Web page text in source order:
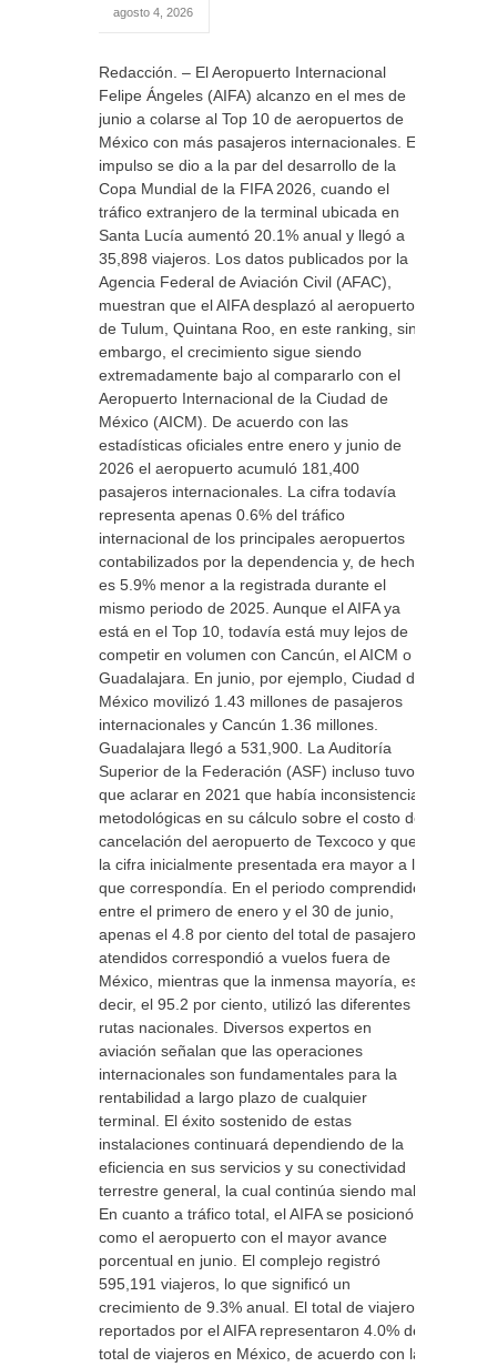
agosto 4, 2026
Redacción. – El Aeropuerto Internacional
Felipe Ángeles (AIFA) alcanzo en el mes de
junio a colarse al Top 10 de aeropuertos de
México con más pasajeros internacionales. El
impulso se dio a la par del desarrollo de la
Copa Mundial de la FIFA 2026, cuando el
tráfico extranjero de la terminal ubicada en
Santa Lucía aumentó 20.1% anual y llegó a
35,898 viajeros. Los datos publicados por la
Agencia Federal de Aviación Civil (AFAC),
muestran que el AIFA desplazó al aeropuerto
de Tulum, Quintana Roo, en este ranking, sin
embargo, el crecimiento sigue siendo
extremadamente bajo al compararlo con el
Aeropuerto Internacional de la Ciudad de
México (AICM). De acuerdo con las
estadísticas oficiales entre enero y junio de
2026 el aeropuerto acumuló 181,400
pasajeros internacionales. La cifra todavía
representa apenas 0.6% del tráfico
internacional de los principales aeropuertos
contabilizados por la dependencia y, de hecho,
es 5.9% menor a la registrada durante el
mismo periodo de 2025. Aunque el AIFA ya
está en el Top 10, todavía está muy lejos de
competir en volumen con Cancún, el AICM o
Guadalajara. En junio, por ejemplo, Ciudad de
México movilizó 1.43 millones de pasajeros
internacionales y Cancún 1.36 millones.
Guadalajara llegó a 531,900. La Auditoría
Superior de la Federación (ASF) incluso tuvo
que aclarar en 2021 que había inconsistencias
metodológicas en su cálculo sobre el costo de
cancelación del aeropuerto de Texcoco y que
la cifra inicialmente presentada era mayor a la
que correspondía. En el periodo comprendido
entre el primero de enero y el 30 de junio,
apenas el 4.8 por ciento del total de pasajeros
atendidos correspondió a vuelos fuera de
México, mientras que la inmensa mayoría, es
decir, el 95.2 por ciento, utilizó las diferentes
rutas nacionales. Diversos expertos en
aviación señalan que las operaciones
internacionales son fundamentales para la
rentabilidad a largo plazo de cualquier
terminal. El éxito sostenido de estas
instalaciones continuará dependiendo de la
eficiencia en sus servicios y su conectividad
terrestre general, la cual continúa siendo mala.
En cuanto a tráfico total, el AIFA se posicionó
como el aeropuerto con el mayor avance
porcentual en junio. El complejo registró
595,191 viajeros, lo que significó un
crecimiento de 9.3% anual. El total de viajeros
reportados por el AIFA representaron 4.0% del
total de viajeros en México, de acuerdo con la